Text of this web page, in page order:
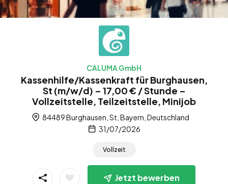
CALUMA GmbH
Kassenhilfe/Kassenkraft für Burghausen,
St (m/w/d) – 17,00 € / Stunde –
Vollzeitstelle, Teilzeitstelle, Minijob
84489 Burghausen, St, Bayern, Deutschland
31/07/2026
Vollzeit
Jetzt bewerben